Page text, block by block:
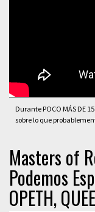
Durante POCO MÁS DE
sobre lo que
Masters of
Podemos
OPETH,